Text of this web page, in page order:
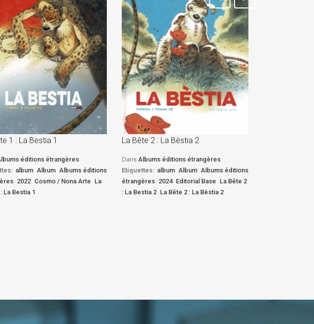
1 : La Bestia 1
éditions étrangères
album Album Albums éditions
2022 Cosmo / Nona Arte La
La Bestia 1
La Bête 2 : La Bèstia 2
Dans Albums éditions étrangères
Etiquettes: album Album Albums éditions
étrangères 2024 Editorial Base La Bête 2
: La Bestia 2 La Bête 2 : La Bèstia 2